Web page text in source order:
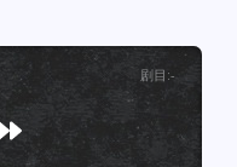
剧目 :-